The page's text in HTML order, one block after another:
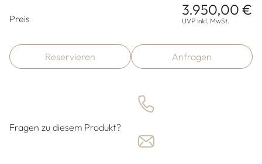
Preis
3.950,00 €
UVP inkl. MwSt.
Reservieren Anfragen
Fragen zu diesem Produkt?